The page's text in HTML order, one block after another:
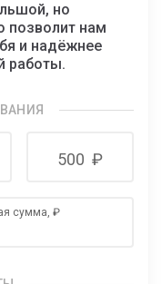
но
позволит нам
и надёжнее
работы.
500 ₽
сумма, ₽